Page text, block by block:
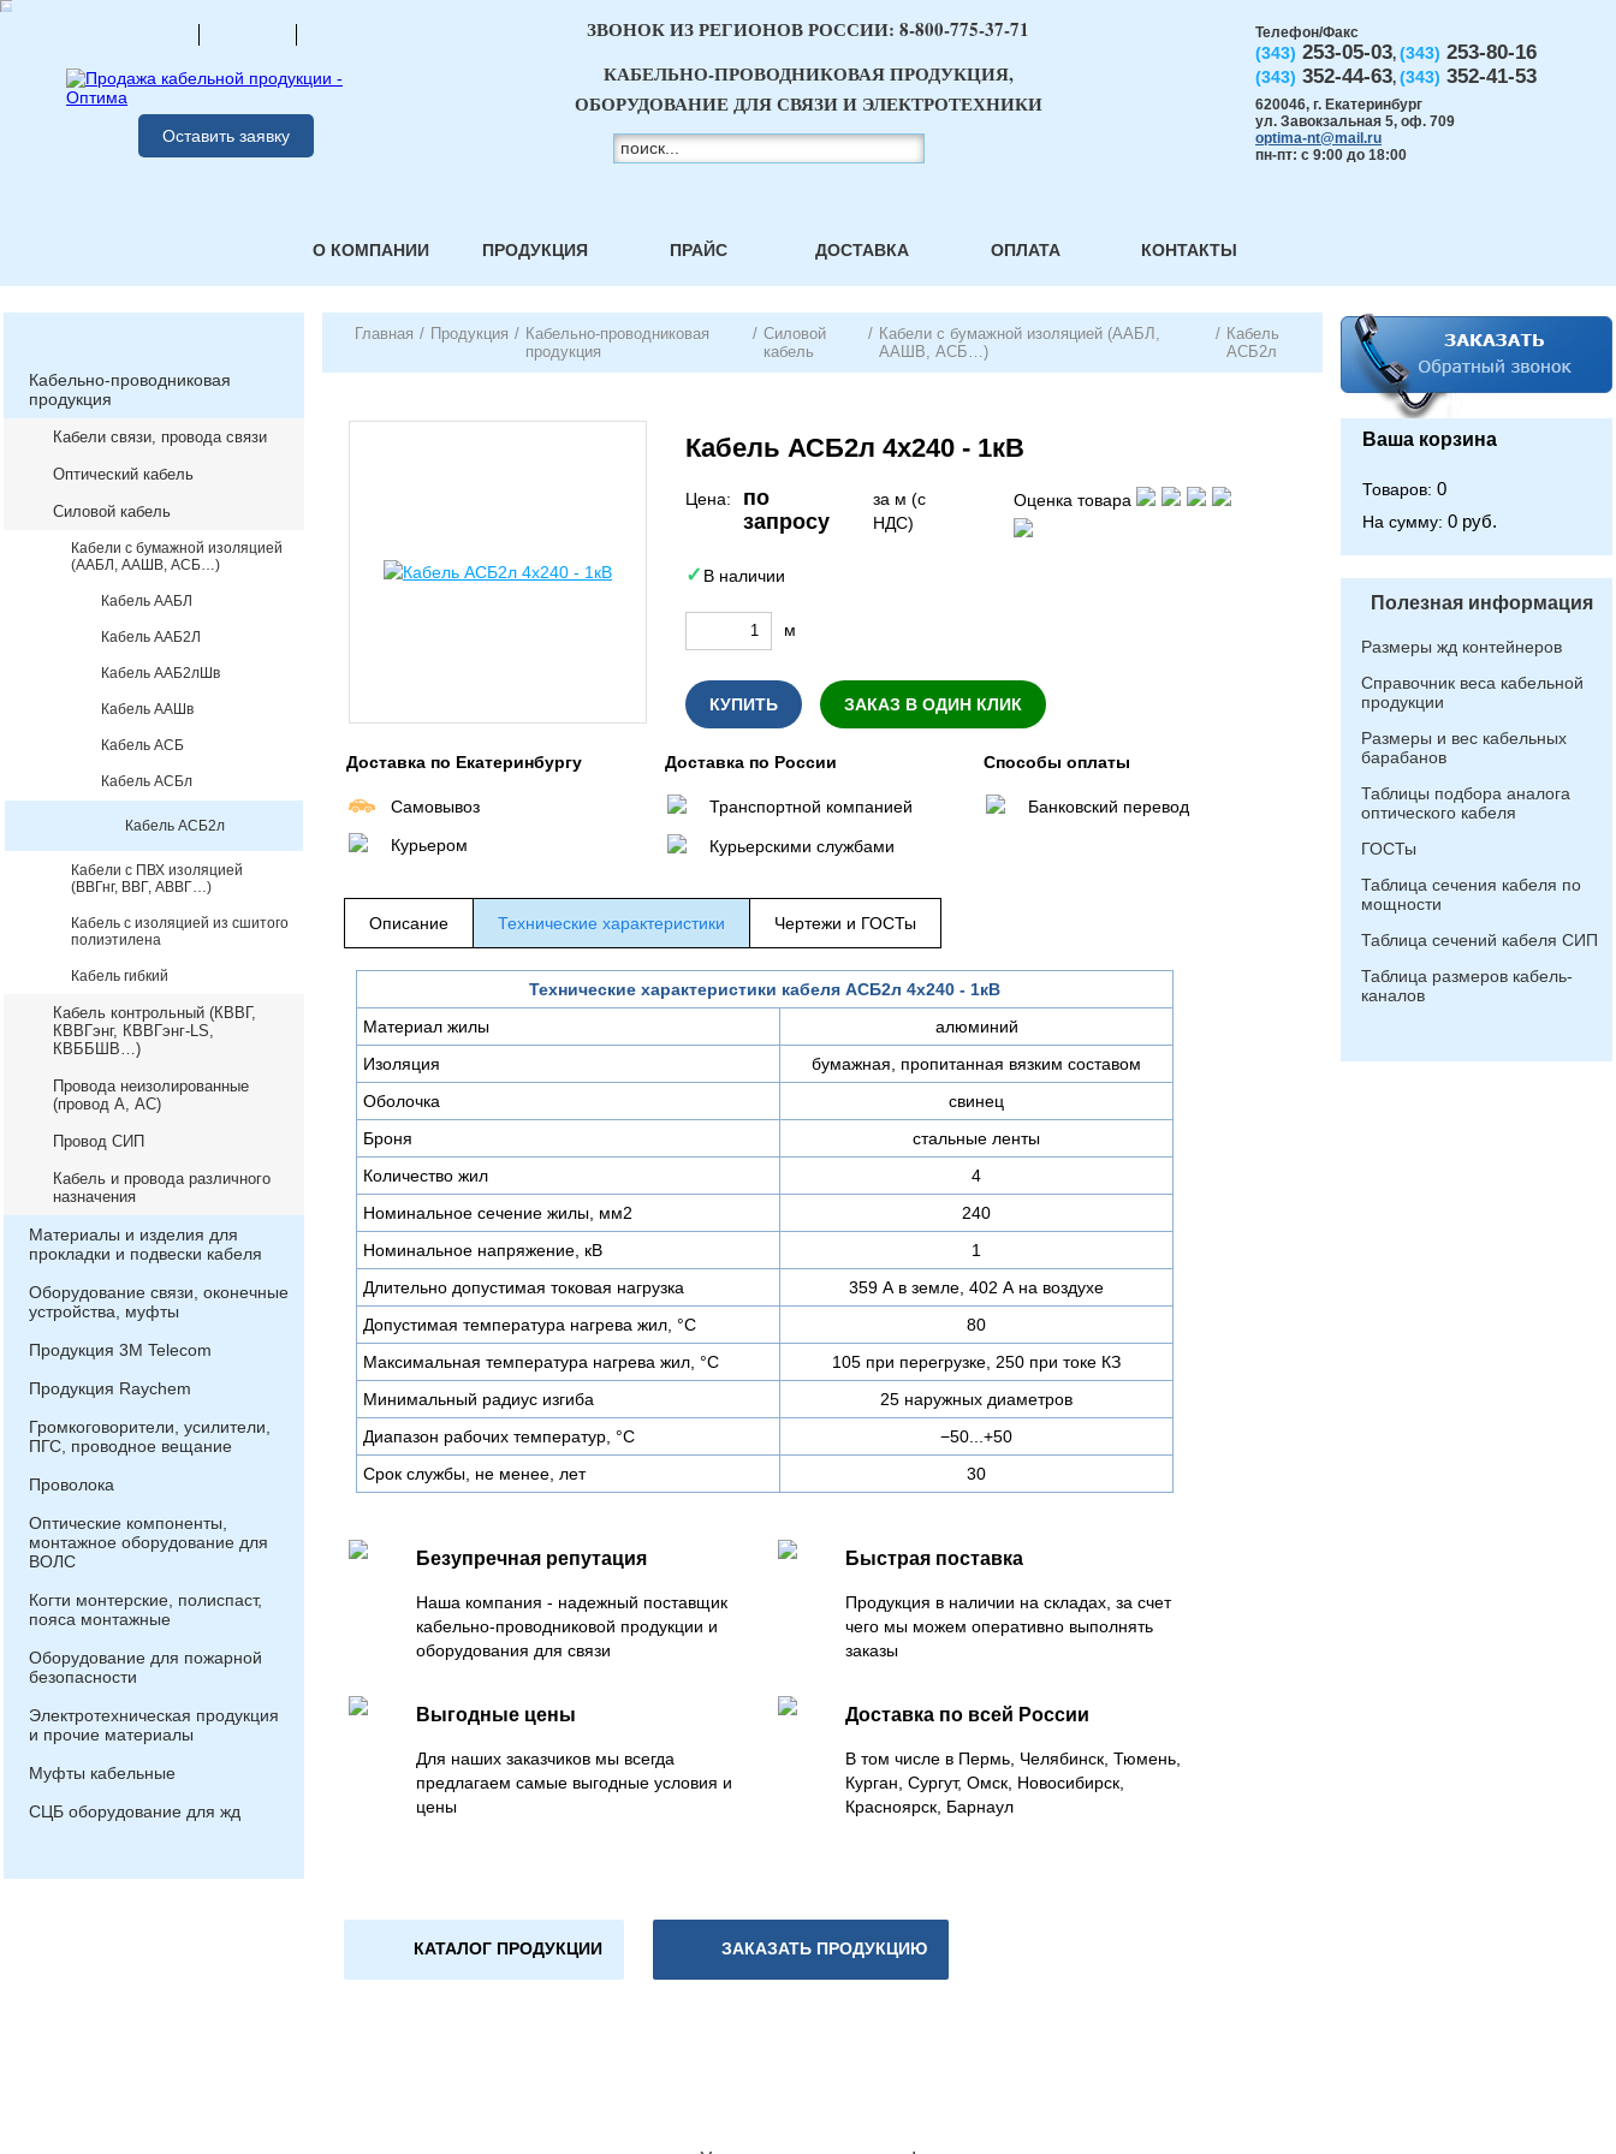
Оставить заявку
Телефон/Факс
(343) 253-05-03, (343) 253-80-16
(343) 352-44-63, (343) 352-41-53
620046, г. Екатеринбург
ул. Завокзальная 5, оф. 709
optima-nt@mail.ru
пн-пт: с 9:00 до 18:00
ЗВОНОК ИЗ РЕГИОНОВ РОССИИ: 8-800-775-37-71
КАБЕЛЬНО-ПРОВОДНИКОВАЯ ПРОДУКЦИЯ,
ОБОРУДОВАНИЕ ДЛЯ СВЯЗИ И ЭЛЕКТРОТЕХНИКИ
О КОМПАНИИ ПРОДУКЦИЯ ПРАЙС ДОСТАВКА ОПЛАТА КОНТАКТЫ
Кабельно-проводниковая
продукция
Кабели связи, провода связи
Оптический кабель
Силовой кабель
Кабели с бумажной изоляцией
(ААБЛ, ААШВ, АСБ…)
Кабель ААБЛ
Кабель ААБ2Л
Кабель ААБ2лШв
Кабель ААШв
Кабель АСБ
Кабель АСБл
Кабель АСБ2л
Кабели с ПВХ изоляцией
(ВВГнг, ВВГ, АВВГ…)
Кабель с изоляцией из сшитого
полиэтилена
Кабель гибкий
Кабель контрольный (КВВГ,
КВВГэнг, КВВГэнг-LS,
КВББШВ…)
Провода неизолированные
(провод А, АС)
Провод СИП
Кабель и провода различного
назначения
Материалы и изделия для
прокладки и подвески кабеля
Оборудование связи, оконечные
устройства, муфты
Продукция 3М Telecom
Продукция Raychem
Громкоговорители, усилители,
ПГС, проводное вещание
Проволока
Оптические компоненты,
монтажное оборудование для
ВОЛС
Когти монтерские, полиспаст,
пояса монтажные
Оборудование для пожарной
безопасности
Электротехническая продукция
и прочие материалы
Муфты кабельные
СЦБ оборудование для жд
Главная / Продукция / Кабельно-проводниковая
продукция
/ Силовой
кабель
/ Кабели с бумажной изоляцией (ААБЛ,
ААШВ, АСБ…)
/ Кабель
АСБ2л
Кабель АСБ2л 4х240 - 1кВ
Цена:
по
запросу
за м (с
НДС)
Оценка товара
В наличии
м
КУПИТЬ ЗАКАЗ В ОДИН КЛИК
Доставка по Екатеринбургу
Самовывоз
Курьером
Доставка по России
Транспортной компанией
Курьерскими службами
Способы оплаты
Банковский перевод
Описание Технические характеристики Чертежи и ГОСТы
Технические характеристики кабеля АСБ2л 4х240 - 1кВ
Материал жилы
алюминий
Изоляция
бумажная, пропитанная вязким составом
Оболочка
свинец
Броня
стальные ленты
Количество жил
4
Номинальное сечение жилы, мм2
240
Номинальное напряжение, кВ
1
Длительно допустимая токовая нагрузка
359 А в земле, 402 А на воздухе
Допустимая температура нагрева жил, °C
80
Максимальная температура нагрева жил, °C
105 при перегрузке, 250 при токе КЗ
Минимальный радиус изгиба
25 наружных диаметров
Диапазон рабочих температур, °C
−50...+50
Срок службы, не менее, лет
30
Безупречная репутация
Наша компания - надежный поставщик
кабельно-проводниковой продукции и
оборудования для связи
Быстрая поставка
Продукция в наличии на складах, за счет
чего мы можем оперативно выполнять
заказы
Выгодные цены
Для наших заказчиков мы всегда
предлагаем самые выгодные условия и
цены
Доставка по всей России
В том числе в Пермь, Челябинск, Тюмень,
Курган, Сургут, Омск, Новосибирск,
Красноярск, Барнаул
КАТАЛОГ ПРОДУКЦИИ ЗАКАЗАТЬ ПРОДУКЦИЮ
Ваша корзина
Товаров: 0
На сумму: 0 руб.
Полезная информация
Размеры жд контейнеров
Справочник веса кабельной
продукции
Размеры и вес кабельных
барабанов
Таблицы подбора аналога
оптического кабеля
ГОСТы
Таблица сечения кабеля по
мощности
Таблица сечений кабеля СИП
Таблица размеров кабель-
каналов